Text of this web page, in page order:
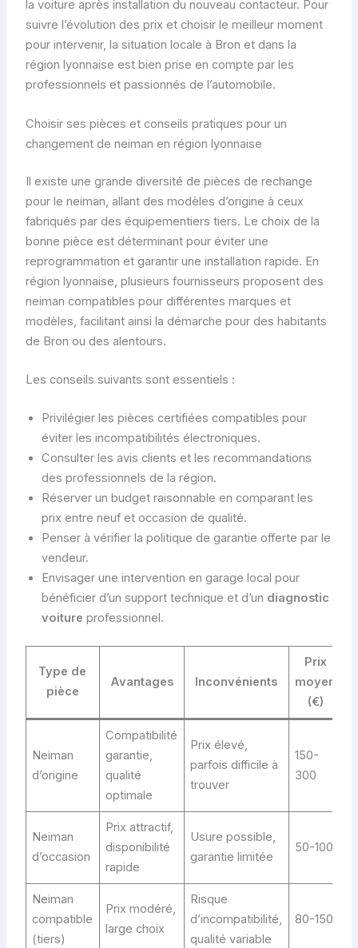
la voiture après installation du nouveau contacteur. Pour
suivre l’évolution des prix et choisir le meilleur moment
pour intervenir, la situation locale à Bron et dans la
région lyonnaise est bien prise en compte par les
professionnels et passionnés de l’automobile.
Choisir ses pièces et conseils pratiques pour un
changement de neiman en région lyonnaise
Il existe une grande diversité de pièces de rechange
pour le neiman, allant des modèles d’origine à ceux
fabriqués par des équipementiers tiers. Le choix de la
bonne pièce est déterminant pour éviter une
reprogrammation et garantir une installation rapide. En
région lyonnaise, plusieurs fournisseurs proposent des
neiman compatibles pour différentes marques et
modèles, facilitant ainsi la démarche pour des habitants
de Bron ou des alentours.
Les conseils suivants sont essentiels :
Privilégier les pièces certifiées compatibles pour
éviter les incompatibilités électroniques.
Consulter les avis clients et les recommandations
des professionnels de la région.
Réserver un budget raisonnable en comparant les
prix entre neuf et occasion de qualité.
Penser à vérifier la politique de garantie offerte par le
vendeur.
Envisager une intervention en garage local pour
bénéficier d’un support technique et d’un diagnostic
voiture professionnel.
Type de
pièce
Avantages Inconvénients
Prix
moyen
(€)
Neiman
d’origine
Compatibilité
garantie,
qualité
optimale
Prix élevé,
parfois difficile à
trouver
150-
300
Neiman
d’occasion
Prix attractif,
disponibilité
rapide
Usure possible,
garantie limitée
50-100
Neiman
compatible
(tiers)
Prix modéré,
large choix
Risque
d’incompatibilité,
qualité variable
80-150